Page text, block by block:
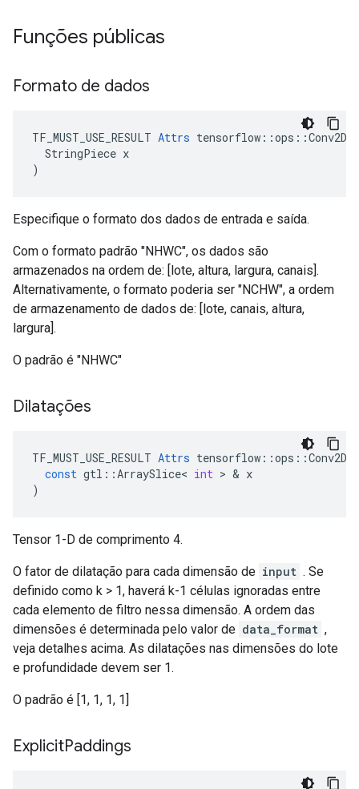
Funções públicas
Formato de dados
TF_MUST_USE_RESULT Attrs
  StringPiece x
)
Especifique o formato dos dados de entrada e saída.
Com o formato padrão "NHWC", os dados são
armazenados na ordem de: [lote, altura, largura, canais].
Alternativamente, o formato poderia ser "NCHW", a ordem
de armazenamento de dados de: [lote, canais, altura,
largura].
O padrão é "NHWC"
Dilatações
TF_MUST_USE_RESULT Attrs tensorflow ::ops ::Conv2D
const gtl ::ArraySlice< int > & x
)
Tensor 1-D de comprimento 4.
O fator de dilatação para cada dimensão de input . Se
definido como k > 1, haverá k-1 células ignoradas entre
cada elemento de filtro nessa dimensão. A ordem das
dimensões é determinada pelo valor de data_format ,
veja detalhes acima. As dilatações nas dimensões do lote
e profundidade devem ser 1.
O padrão é [1, 1, 1, 1]
ExplicitPaddings